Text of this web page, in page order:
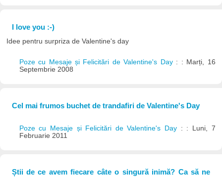
I love you :-)
Idee pentru surpriza de Valentine's day
Poze cu Mesaje și Felicitări de Valentine's Day : : Marți, 16
Septembrie 2008
Cel mai frumos buchet de trandafiri de Valentine's Day
Poze cu Mesaje și Felicitări de Valentine's Day : : Luni, 7
Februarie 2011
Știi de ce avem fiecare câte o singură inimă? Ca să ne